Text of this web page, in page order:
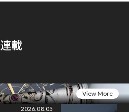
連載
View More
2026.08.05